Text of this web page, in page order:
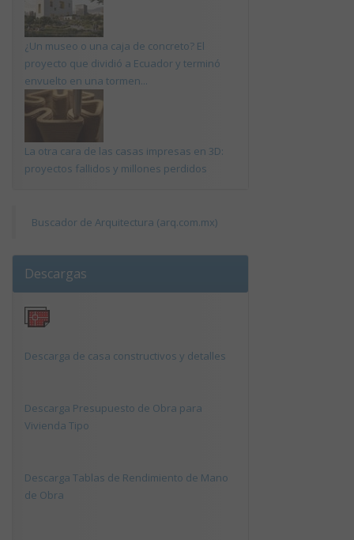
¿Un museo o una caja de concreto? El
proyecto que dividió a Ecuador y terminó
envuelto en una tormen...
La otra cara de las casas impresas en 3D:
proyectos fallidos y millones perdidos
Buscador de Arquitectura (arq.com.mx)
Descargas
Descarga de casa constructivos y detalles
Descarga Presupuesto de Obra para
Vivienda Tipo
Descarga Tablas de Rendimiento de Mano
de Obra